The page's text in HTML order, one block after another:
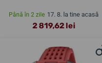
Până în 2 zile 17. 8. la tine acasă
2 819,62 lei